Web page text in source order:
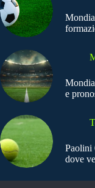
e
Paolini
dove